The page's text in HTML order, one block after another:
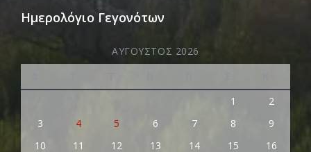
Ημερολόγιο Γεγονότων
ΑΎΓΟΥΣΤΟΣ 2026
1
2
3
4 5 6 7 8
9
10
11 12 13 14 15
16